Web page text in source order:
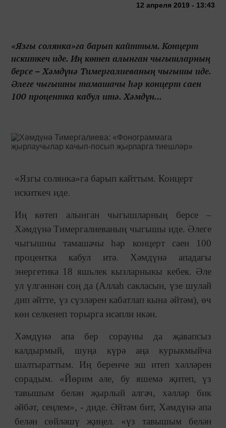
12 апреля 2019 - 13:43
«Язгы солянка»га барып кайттым. Концерт
искиткеч иде. Иң көтеп алынган чыгышларның
берсе – Хәмдүнә Тимергалиеваның чыгышы иде.
Әлеге чыгышны тамашачы һәр концерт саен
100 процентка кабул итә. Хәмдүн...
«Язгы солянка»га барып кайттым. Концерт
искиткеч иде.
Иң көтеп алынган чыгышларның берсе –
Хәмдүнә Тимергалиеваның чыгышы иде. Әлеге
чыгышны тамашачы һәр концерт саен 100
процентка кабул итә. Хәмдүнә ападагы
энергетика 18 яшьлек кызларныкы кебек. Әле
ул үлгәннән соң да (Аллаһ сакласын, үзе шулай
дип әйтте, үз сүзләрен кабатлап кына әйтәм), өч
көн селкенеп торырга исәпли икән.
Хәмдүнә апа бер сорауны да җавапсыз
калдырмый, шуңа күрә аңа курыкмыйча
шалтыраттым. Иң беренче эш итеп хәлләрен
сорадым. «Йөрим әле, бу яшемә җитеп, үз
тавышым белән җырлый алгач, хәлләр бик
әйбәт, сеңлем», - диде. Әйтәм бит, Хәмдүнә апа
белән сөйләшү җиңел. «үз тавышым белән